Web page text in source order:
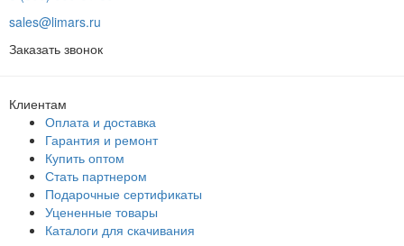
sales@limars.ru
Заказать звонок
Клиентам
Оплата и доставка
Гарантия и ремонт
Купить оптом
Стать партнером
Подарочные сертификаты
Уцененные товары
Каталоги для скачивания